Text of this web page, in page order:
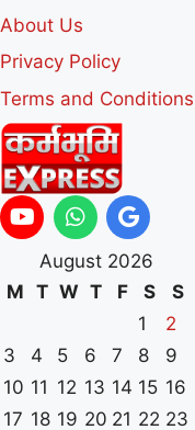
About Us
Privacy Policy
Terms and Conditions
August 2026
M T W T F S
S
1
2
3
4 5 6 7 8
9
10 11 12 13 14 15 16
17 18 19 20 21 22 23